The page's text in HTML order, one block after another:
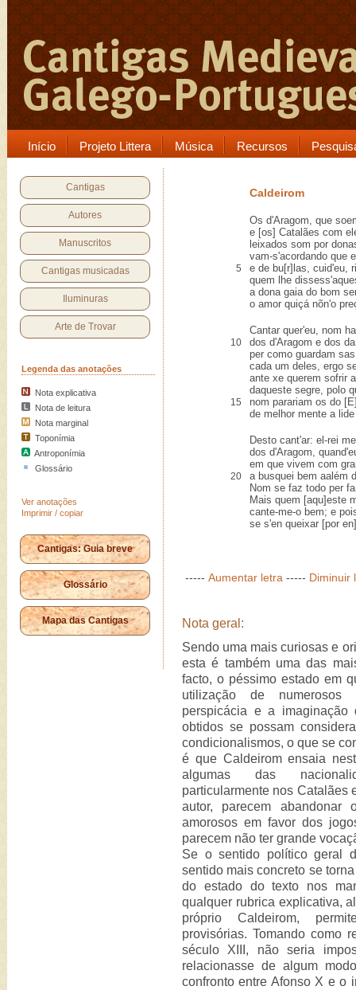
Início Projeto Littera Música Recursos
Cantigas
Autores
Manuscritos
Cantigas musicadas
Iluminuras
Arte de Trovar
Legenda das anotações
Nota explicativa
Nota de leitura
Nota marginal
Toponímia
Antroponímia
Glossário
Ver anotações
Imprimir / copiar
Cantigas: Guia breve
Glossário
Mapa das Cantigas
Caldeirom
Os d'Aragom, que
e [os] Catalães com
leixados som por
vam-s'acordando que
5
e de bu[r]las, cuid'eu,
quem lhe
a dona gaia do bom
o amor quiçá nõn'o
Cantar quer'eu, nom
10
dos d'Aragom e dos
per como guardam
cada um deles, ergo
ante xe querem sofrir
daqueste segre, polo
15
nom parariam os do
de melhor mente a
Desto cant'ar: el-rei
dos d'Aragom,
em que vivem com
20
a busquei bem aalém
Nom se faz todo per
Mais quem [aqu]este
cante-me-o bem; e
se s'en queixar [por
----- Aumentar letra ----- Diminuir
Nota geral:
Sendo uma mais curiosas e
esta é também uma das
facto, o péssimo estado em
utilização de numerosos
perspicácia e a imaginação
obtidos se possam
condicionalismos, o que se
é que Caldeirom ensaia
algumas das
particularmente nos Catalães
autor, parecem
amorosos em favor dos
parecem não ter grande
Se o sentido político geral
sentido mais concreto se
do estado do texto nos
qualquer rubrica explicativa,
próprio Caldeirom,
provisórias. Tomando como
século XIII, não seria
relacionasse de algum
confronto entre Afonso X e o